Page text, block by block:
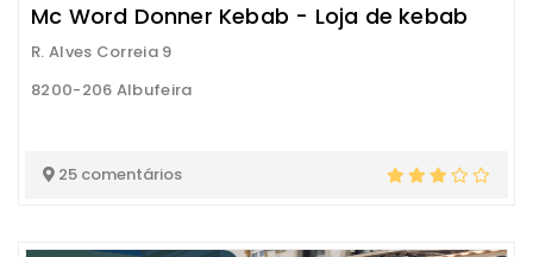
Mc Word Donner Kebab - Loja de kebab
R. Alves Correia 9
8200-206 Albufeira
25 comentários